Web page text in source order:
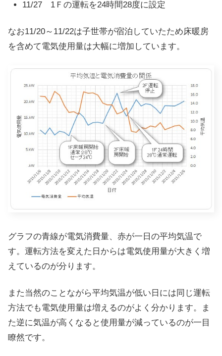
11/27 1Ｆの運転を24時間28度に設定
なお11/20～11/22は子世帯が宿泊していたため床暖房
を含めて電気使用量は大幅に増加しています。
グラフの青線が電気消費量、赤が一日の平均気温で
す。運転方法を変えた日からは電気使用量が大きく増
えているのが分ります。
また当然のことながら平均気温が低い日には同じ運転
方法でも電気使用量は増えるのがよく分かります。ま
た逆に気温が高くなると使用量が減っているのが一目
瞭然です。